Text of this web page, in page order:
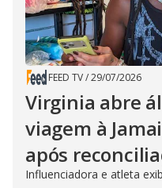
FEED TV/29/07/2026
Virginia abre
viagem à
após
Influenciadora e atleta